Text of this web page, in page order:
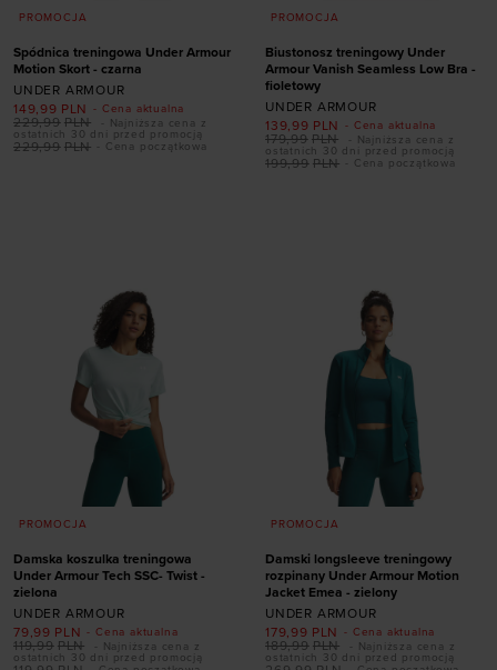
PROMOCJA
Spódnica treningowa Under Armour
Motion Skort - czarna
UNDER ARMOUR
- Cena aktualna
149,99 PLN
- Cena początkowa
229,99 PLN
229,99 PLN
- Najniższa cena z
ostatnich 30 dni przed promocją
PROMOCJA
Biustonosz treningowy Under
Armour Vanish Seamless Low Bra -
fioletowy
UNDER ARMOUR
- Cena aktualna
139,99 PLN
- Cena początkowa
199,99 PLN
179,99 PLN
- Najniższa cena z
ostatnich 30 dni przed promocją
PROMOCJA
Damska koszulka treningowa
Under Armour Tech SSC- Twist -
zielona
UNDER ARMOUR
- Cena aktualna
79,99 PLN
119,99 PLN
- Najniższa cena z
ostatnich 30 dni przed promocją
PROMOCJA
Damski longsleeve treningowy
rozpinany Under Armour Motion
Jacket Emea - zielony
UNDER ARMOUR
- Cena aktualna
179,99 PLN
189,99 PLN
- Najniższa cena z
ostatnich 30 dni przed promocją